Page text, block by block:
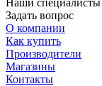
Задать вопрос
О компании
Как купить
Производители
Магазины
Контакты